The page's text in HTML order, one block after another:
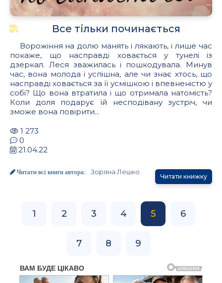
Все тільки починається
Ворожіння на долю манять і лякають, і лише час
покаже, що насправді ховається у тунелі із
дзеркал. Леся зважилась і пошкодувала. Минув
час, вона молода і успішна, але чи знає хтось, що
насправді ховається за її усмішкою і впевненістю у
собі? Що вона втратила і що отримала натомість?
Коли доля подарує їй несподівану зустріч, чи
зможе вона повірити...
1 273
0
21.04.22
Читати всі книги автора: Зоряна Лешко
Читати книжку
1 2 3 4 5 6
7 8 9